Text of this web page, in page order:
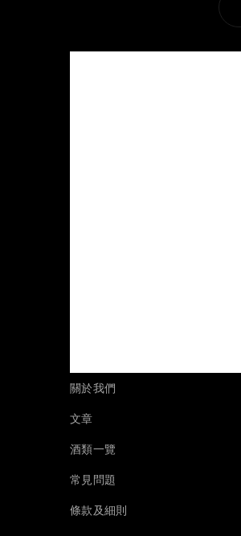
關於我們
文章
酒類一覽
常見問題
條款及細則